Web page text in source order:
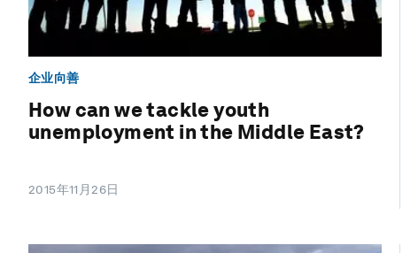
企业向善
How can we tackle youth
unemployment in the Middle East?
2015年11月26日